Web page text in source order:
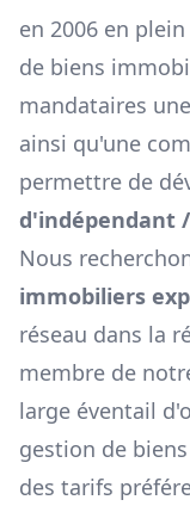
en 2006 en
de biens
mandataires
ainsi qu'une
permettre de
d'indépendant
Nous
immobiliers
réseau dans la
membre de
large éventail
gestion de
des tarifs